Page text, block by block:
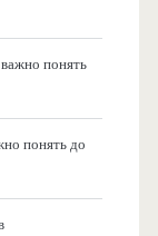
понять
понять до